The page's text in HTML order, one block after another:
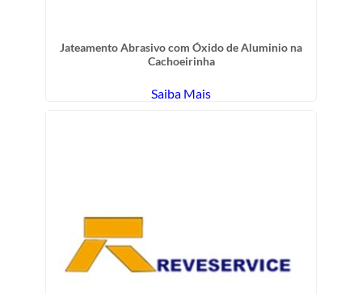
Jateamento Abrasivo com Óxido de Aluminio na
Cachoeirinha
Saiba Mais